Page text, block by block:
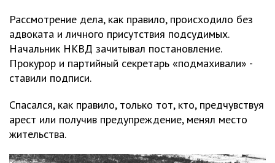
Рассмотрение дела, как правило, происходило без
адвоката и личного присутствия подсудимых.
Начальник НКВД зачитывал постановление.
Прокурор и партийный секретарь «подмахивали» -
ставили подписи.
Спасался, как правило, только тот, кто, предчувствуя
арест или получив предупреждение, менял место
жительства.